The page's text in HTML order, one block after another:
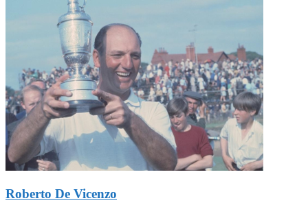
Roberto De Vicenzo